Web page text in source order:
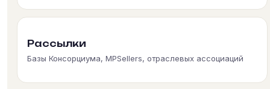
Рассылки
Базы Консорциума, MPSellers, отраслевых ассоциаций